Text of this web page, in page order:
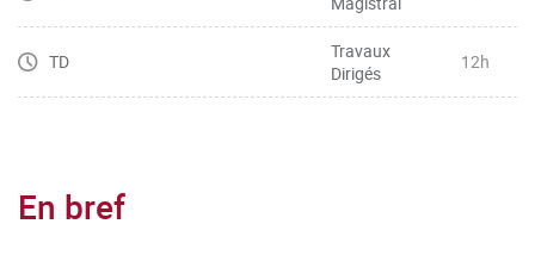
TD
Travaux
Dirigés
12h
En bref